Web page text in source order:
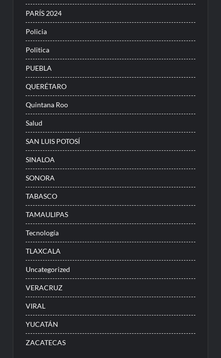
PARÍS 2024
Policia
Politica
PUEBLA
QUERÉTARO
Quintana Roo
Salud
SAN LUIS POTOSÍ
SINALOA
SONORA
TABASCO
TAMAULIPAS
Tecnología
TLAXCALA
Uncategorized
VERACRUZ
VIRAL
YUCATÁN
ZACATECAS